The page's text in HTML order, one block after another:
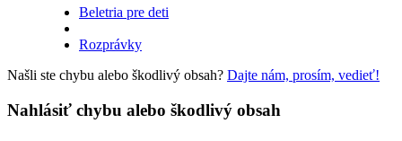
Beletria pre deti
Rozprávky
Našli ste chybu alebo škodlivý obsah? Dajte nám, prosím, vedieť!
Nahlásiť chybu alebo škodlivý obsah